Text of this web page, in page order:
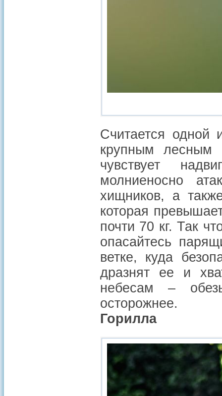
Считается
крупным
чувствует
молниеносно
хищников, а
которая
почти 70 кг. Так
опасайтесь
ветке, куда
дразнят ее и
небесам –
осторожнее.
Горилла